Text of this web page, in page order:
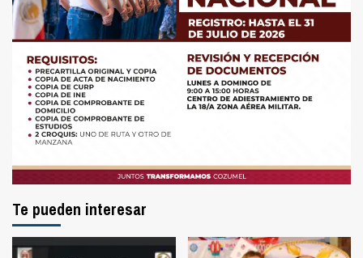
Te pueden interesar